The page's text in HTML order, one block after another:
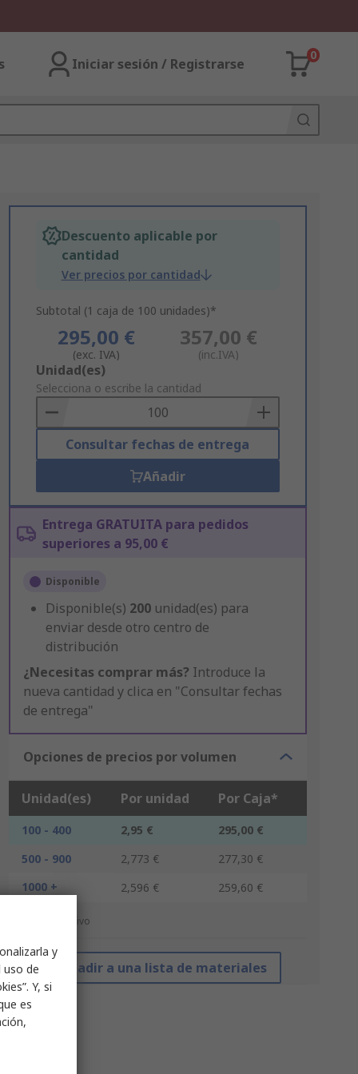
Iniciar sesión / Registrarse
0
Descuento aplicable por
cantidad
Ver precios por cantidad
Subtotal (1 caja de 100 unidades)*
295,00 €
(exc. IVA)
357,00 €
(inc.IVA)
Add
to
Basket
Unidad(es)
Selecciona o escribe la cantidad
Consultar fechas de entrega
Añadir
Entrega GRATUITA para pedidos
superiores a 95,00 €
Disponible
Disponible(s) 200 unidad(es) para
enviar desde otro centro de
distribución
¿Necesitas comprar más? Introduce la
nueva cantidad y clica en "Consultar fechas
de entrega"
Opciones de precios por volumen
Unidad(es) Por unidad Por Caja*
100 - 400 2,95 €
295,00 €
500 - 900
2,773 €
277,30 €
1000 +
2,596 € 259,60 €
*precio indicativo
Añadir a una lista de materiales
y
uso de
Y, si
es